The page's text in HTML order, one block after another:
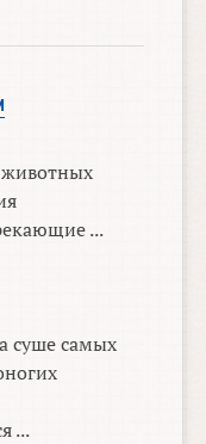
...
суше самых
...